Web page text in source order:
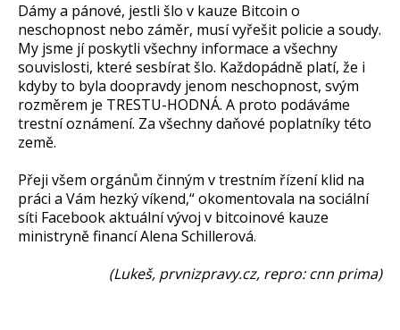
Dámy a pánové, jestli šlo v kauze Bitcoin o
neschopnost nebo záměr, musí vyřešit policie a soudy.
My jsme jí poskytli všechny informace a všechny
souvislosti, které sesbírat šlo. Každopádně platí, že i
kdyby to byla doopravdy jenom neschopnost, svým
rozměrem je TRESTU-HODNÁ. A proto podáváme
trestní oznámení. Za všechny daňové poplatníky této
země.
Přeji všem orgánům činným v trestním řízení klid na
práci a Vám hezký víkend,“ okomentovala na sociální
síti Facebook aktuální vývoj v bitcoinové kauze
ministryně financí Alena Schillerová.
(Lukeš, prvnizpravy.cz, repro: cnn prima)